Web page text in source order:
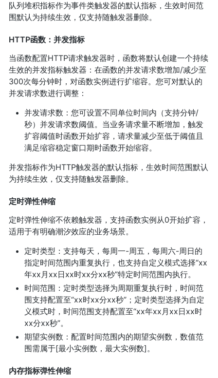
队列堆积指标作为事件类触发器的默认指标，生效时间范
围默认为持续生效，仅支持随触发器删除。
HTTP函数：并发指标
当函数配置HTTP请求触发器时，函数将默认创建一个持续
生效的并发指标触发器：在函数的并发请求数增加/减少至
300次每分钟时，对函数实例进行扩缩容。您可对默认的
并发请求数进行调整：
并发请求数：您可设置不同单位时间内（支持分钟/
秒）并发请求数阈值。当业务请求量不断增加，触发
扩容阈值时函数开始扩容，请求量减少至低于阈值且
满足缩容稳定窗口期时函数开始缩容。
并发指标作为HTTP触发器的默认指标，生效时间范围默认
为持续生效，仅支持随触发器删除。
定时弹性伸缩
定时弹性伸缩不依赖触发器，支持函数实例从0开始扩容，
适用于有明确潮汐效应的业务场景。
定时类型：支持每天，每周一-周五，每周六-周日的
指定时间范围内重复执行，也支持自定义模式选择“xx
年xx月xx日xx时xx分xx秒”特定时间范围内执行。
时间范围：定时类型选择为周期重复执行时，时间范
围支持配置至“xx时xx分xx秒”；定时类型选择为自定
义模式时，时间范围支持配置至“xx年xx月xx日xx时
xx分xx秒”。
期望实例数：配置时间范围内的期望实例数，数值范
围需属于[最小实例数，最大实例数]。
内存指标弹性伸缩